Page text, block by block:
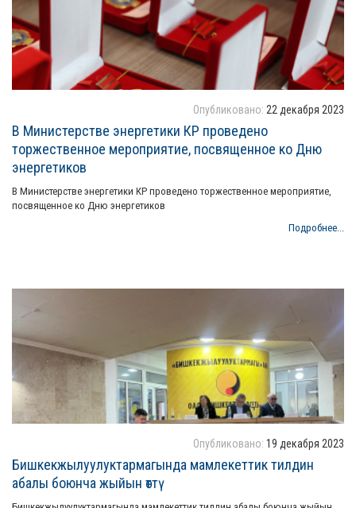
Опубликовано: 22 декабря 2023
В Министерстве энергетики КР проведено
торжественное мероприятие, посвященное ко Дню
энергетиков
В Министерстве энергетики КР проведено торжественное мероприятие,
посвященное ко Дню энергетиков
Подробнее...
Опубликовано: 19 декабря 2023
Бишкекжылуулуктармагында мамлекеттик тилдин
абалы боюнча жыйын өттү